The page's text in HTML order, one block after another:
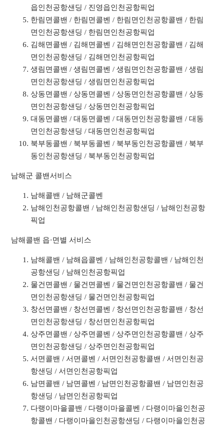
읍인천공항샌딩 / 진영읍인천공항픽업
한림면콜밴 / 한림면콜벤 / 한림면인천공항콜밴 / 한림
면인천공항샌딩 / 한림면인천공항픽업
김해면콜밴 / 김해면콜벤 / 김해면인천공항콜밴 / 김해
면인천공항샌딩 / 김해면인천공항픽업
생림면콜밴 / 생림면콜벤 / 생림면인천공항콜밴 / 생림
면인천공항샌딩 / 생림면인천공항픽업
상동면콜밴 / 상동면콜벤 / 상동면인천공항콜밴 / 상동
면인천공항샌딩 / 상동면인천공항픽업
대동면콜밴 / 대동면콜벤 / 대동면인천공항콜밴 / 대동
면인천공항샌딩 / 대동면인천공항픽업
북부동콜밴 / 북부동콜벤 / 북부동인천공항콜밴 / 북부
동인천공항샌딩 / 북부동인천공항픽업
남해군 콜밴서비스
남해콜밴 / 남해군콜벤
남해인천공항콜밴 / 남해인천공항샌딩 / 남해인천공항
픽업
남해콜밴 읍·면별 서비스
남해콜밴 / 남해읍콜벤 / 남해인천공항콜밴 / 남해인천
공항샌딩 / 남해인천공항픽업
물건면콜밴 / 물건면콜벤 / 물건면인천공항콜밴 / 물건
면인천공항샌딩 / 물건면인천공항픽업
창선면콜밴 / 창선면콜벤 / 창선면인천공항콜밴 / 창선
면인천공항샌딩 / 창선면인천공항픽업
상주면콜밴 / 상주면콜벤 / 상주면인천공항콜밴 / 상주
면인천공항샌딩 / 상주면인천공항픽업
서면콜밴 / 서면콜벤 / 서면인천공항콜밴 / 서면인천공
항샌딩 / 서면인천공항픽업
남면콜밴 / 남면콜벤 / 남면인천공항콜밴 / 남면인천공
항샌딩 / 남면인천공항픽업
다랭이마을콜밴 / 다랭이마을콜벤 / 다랭이마을인천공
항콜밴 / 다랭이마을인천공항샌딩 / 다랭이마을인천공